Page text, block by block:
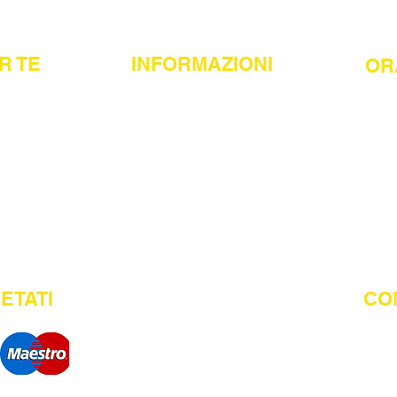
TE INFORMAZIONI